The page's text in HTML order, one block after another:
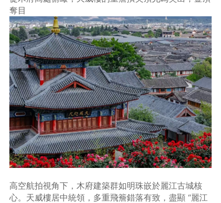
奪目
高空航拍視角下，木府建築群如明珠嵌於麗江古城核
心。天威樓居中統領，多重飛簷錯落有致，盡顯 “麗江